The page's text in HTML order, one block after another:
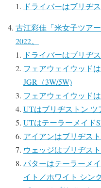
ドライバーはブリヂ
古江彩佳「米女子ツア
2022。
ドライバーはブリヂ
フェアウェイウッド
JGR（3W/5W)
フェアウェイウッド
UTはブリヂストン ツ
UTはテーラーメイド
アイアンはブリヂス
ウェッジはブリヂス
パターはテーラーメ
イト／ホワイト シン